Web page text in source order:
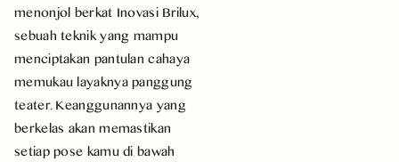
menonjol berkat Inovasi Brilux,
sebuah teknik yang mampu
menciptakan pantulan cahaya
memukau layaknya panggung
teater. Keanggunannya yang
berkelas akan memastikan
setiap pose kamu di bawah